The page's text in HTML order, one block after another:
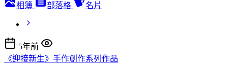
相簿 部落格 名片
5年前
《迎接新生》手作創作系列作品